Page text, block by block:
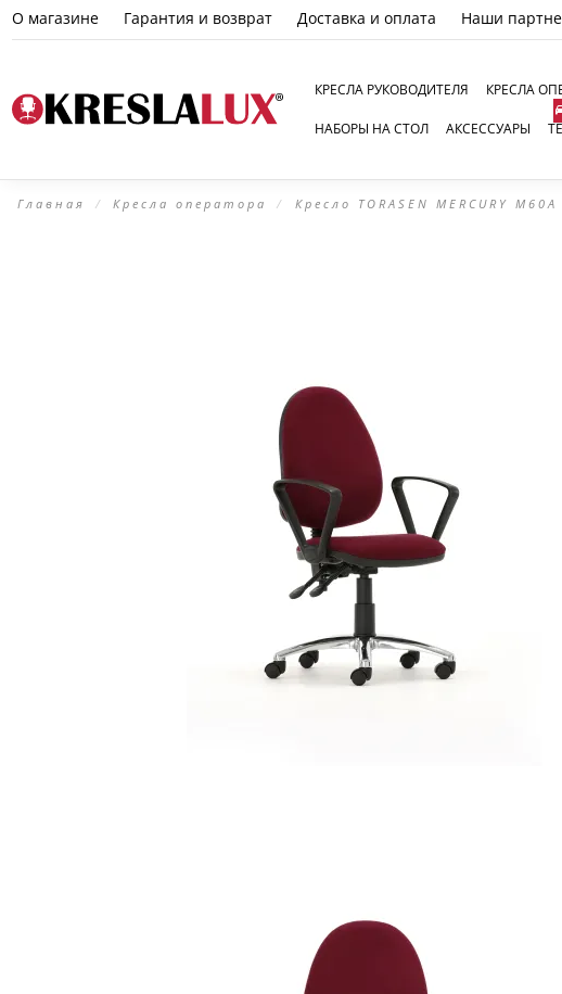
О магазине Гарантия и возврат Доставка и оплата Наши
КРЕСЛА РУКОВОДИТЕЛЯ КРЕСЛА
НАБОРЫ НА СТОЛ АКСЕССУАРЫ
Главная Кресла оператора Кресло TORASEN MERCURY